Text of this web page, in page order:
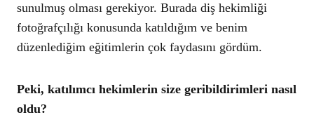
sunulmuş olması gerekiyor. Burada diş hekimliği
fotoğrafçılığı konusunda katıldığım ve benim
düzenlediğim eğitimlerin çok faydasını gördüm.
Peki, katılımcı hekimlerin size geribildirimleri nasıl
oldu?